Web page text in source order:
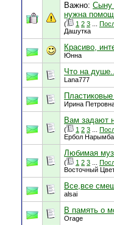
Важно: Сыну
нужна
( 1 2 3
Дашутка
Красиво,
Юнна
Что на
Lana777
Ирина
Вам задают
( 1 2 3
Ербол
Любимая
( 1 2 3
Восточный
Все,все
alsai
В память о
Orage